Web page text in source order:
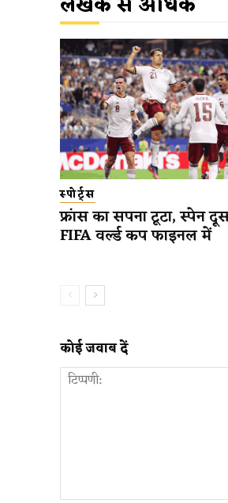
स्पोर्ट्स
फ्रांस का सपना टूटा, स्पेन
FIFA वर्ल्ड कप फाइनल में
कोई जवाब दें